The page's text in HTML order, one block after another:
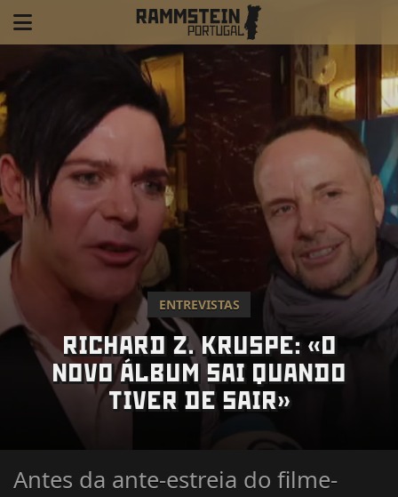
ENTREVISTAS
RICHARD Z. KRUSPE: «O
NOVO ÁLBUM SAI QUANDO
TIVER DE SAIR»
Antes da ante-estreia do filme-